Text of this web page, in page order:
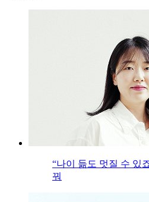
“나이 듦도 멋질 수 있
꿔